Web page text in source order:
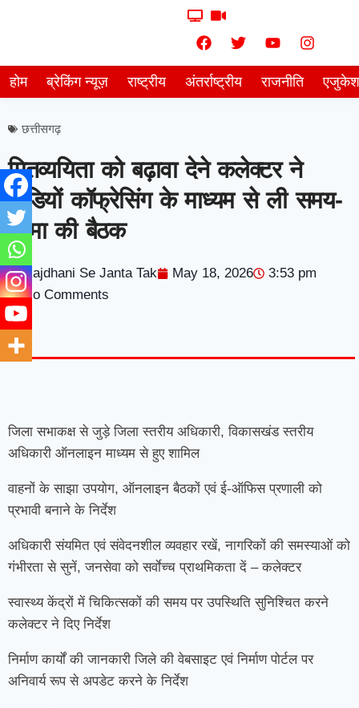
होम ब्रेकिंग न्यूज़ राष्ट्रीय अंतर्राष्ट्रीय राजनीति
छत्तीसगढ़
मितव्ययिता को बढ़ावा देने कलेक्टर ने
वीडियों कॉफ्रेसिंग के माध्यम से ली समय-
सीमा की बैठक
Rajdhani Se Janta Tak May 18, 2026
3:53 pm
No Comments
जिला सभाकक्ष से जुड़े जिला स्तरीय अधिकारी, विकासखंड स्तरीय
अधिकारी ऑनलाइन माध्यम से हुए शामिल
वाहनों के साझा उपयोग, ऑनलाइन बैठकों एवं ई-ऑफिस प्रणाली को
प्रभावी बनाने के निर्देश
अधिकारी संयमित एवं संवेदनशील व्यवहार रखें, नागरिकों की समस्याओं को
गंभीरता से सुनें, जनसेवा को सर्वाेच्च प्राथमिकता दें – कलेक्टर
स्वास्थ्य केंद्रों में चिकित्सकों की समय पर उपस्थिति सुनिश्चित करने
कलेक्टर ने दिए निर्देश
निर्माण कार्यों की जानकारी जिले की वेबसाइट एवं निर्माण पोर्टल पर
अनिवार्य रूप से अपडेट करने के निर्देश